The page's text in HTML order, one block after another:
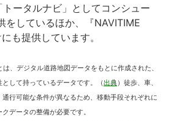
ータルナビ」としてコンシュー
をしているほか、『NAVITIME
にも提供しています。
、デジタル道路地図データをもとに作成された、
して持っているデータです。（出典）徒歩、車、
行可能な条件が異なるため、移動手段それぞれに
データの整備が必要です。